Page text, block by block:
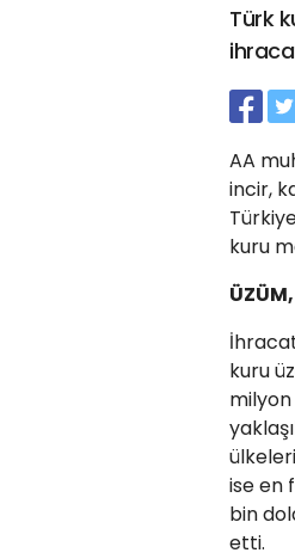
Türk
AA
incir,
kuru
kuru
milyon
ise en
bin
etti.